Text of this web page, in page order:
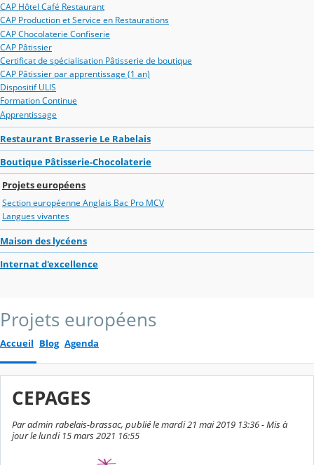
CAP Hôtel Café Restaurant
CAP Production et Service en Restaurations
CAP Chocolaterie Confiserie
CAP Pâtissier
Certificat de spécialisation Pâtisserie de boutique
CAP Pâtissier par apprentissage (1 an)
Dispositif ULIS
Formation Continue
Apprentissage
Restaurant Brasserie Le Rabelais
Boutique Pâtisserie-Chocolaterie
Projets européens
Section européenne Anglais Bac Pro MCV
Langues vivantes
Maison des lycéens
Internat d'excellence
Projets européens
Accueil Blog Agenda
CEPAGES
Par admin rabelais-brassac, publié le mardi 21 mai 2019 13:36 - Mis à
jour le lundi 15 mars 2021 16:55